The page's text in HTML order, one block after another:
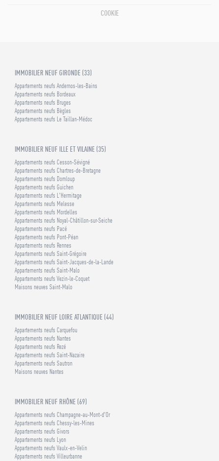
COOKIE
IMMOBILIER NEUF GIRONDE (33)
Appartements neufs Andernos-les-Bains
Appartements neufs Bordeaux
Appartements neufs Bruges
Appartements neufs Bègles
Appartements neufs Le Taillan-Médoc
IMMOBILIER NEUF ILLE ET VILAINE (35)
Appartements neufs Cesson-Sévigné
Appartements neufs Chartres-de-Bretagne
Appartements neufs Domloup
Appartements neufs Guichen
Appartements neufs L'Hermitage
Appartements neufs Melesse
Appartements neufs Mordelles
Appartements neufs Noyal-Châtillon-sur-Seiche
Appartements neufs Pacé
Appartements neufs Pont-Péan
Appartements neufs Rennes
Appartements neufs Saint-Grégoire
Appartements neufs Saint-Jacques-de-la-Lande
Appartements neufs Saint-Malo
Appartements neufs Vezin-le-Coquet
Maisons neuves Saint-Malo
IMMOBILIER NEUF LOIRE ATLANTIQUE (44)
Appartements neufs Carquefou
Appartements neufs Nantes
Appartements neufs Rezé
Appartements neufs Saint-Nazaire
Appartements neufs Sautron
Maisons neuves Nantes
IMMOBILIER NEUF RHÔNE (69)
Appartements neufs Champagne-au-Mont-d'Or
Appartements neufs Chessy-les-Mines
Appartements neufs Givors
Appartements neufs Lyon
Appartements neufs Vaulx-en-Velin
Appartements neufs Villeurbanne